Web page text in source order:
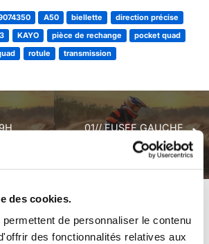
des cookies.
de personnaliser le contenu
des fonctionnalités relatives aux
A50 biellette
direction précise
KAYO pièce de rechange
pocket quad
rotule transmission
01// FUSEE GAUCHE
KAYO EA50
de produits